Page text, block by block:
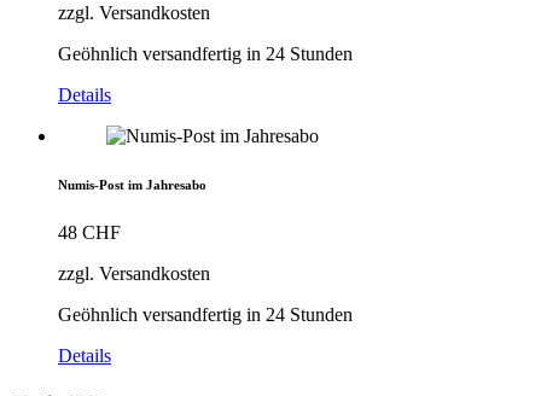
zzgl. Versandkosten
Geöhnlich versandfertig in 24 Stunden
Details
Numis-Post im Jahresabo
48 CHF
zzgl. Versandkosten
Geöhnlich versandfertig in 24 Stunden
Details